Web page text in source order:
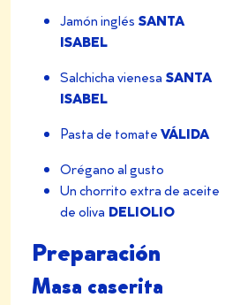
Jamón inglés SANTA
ISABEL
Salchicha vienesa SANTA
ISABEL
Pasta de tomateVÁLIDA
Orégano al gusto
Un chorrito extra de aceite
de oliva DELIOLIO
Preparación
Masa caserita